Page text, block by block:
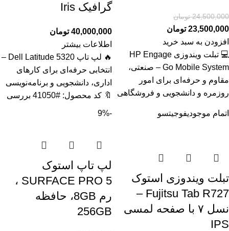
24,500,000 تومان
23,500,000 تومان
افزودن به سبد خرید
💻 تبلت ویندوزی HP Engage
Go Mobile System – صنعتی،
مقاوم و حرفه‌ای برای امور
روزمره و دانشجویی و فروشگاهی
گرافیک Iris
40,000,000 تومان
اطلاعات بیشتر
🔥 لپ تاپ Dell Latitude 5320 –
انتخابی حرفه‌ای برای کارهای
اداری، دانشجویی و برنامه‌نویسی
🔖 کد محصول: #41050 بررسی
اتمام موجودیفوجیتسو
تبلت ویندوزی استوک
Fujitsu Tab R727 –
نسل ۷ با صفحه لمسی
IPS
-9%
لپ تاپ استوک
SURFACE PRO 5 ،
رم 8GB، حافظه
256GB